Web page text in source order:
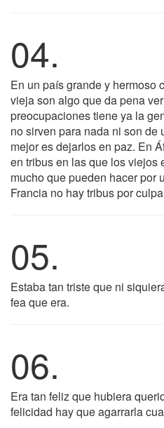
04.
En un país grande y hermoso
vieja son algo que da pena
preocupaciones tiene ya la
no sirven para nada ni son
mejor es dejarlos en paz. En
en tribus en las que los viejos
mucho que pueden hacer por
Francia no hay tribus por
05.
Estaba tan triste que ni
fea que era.
06.
Era tan feliz que hubiera
felicidad hay que agarrarla